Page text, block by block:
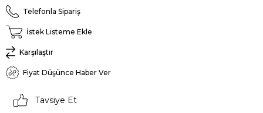
Telefonla Sipariş
İstek Listeme Ekle
Karşılaştır
Fiyat Düşünce Haber Ver
Tavsiye Et